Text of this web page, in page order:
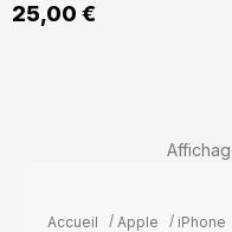
25,00 €
Accueil Apple iPhone